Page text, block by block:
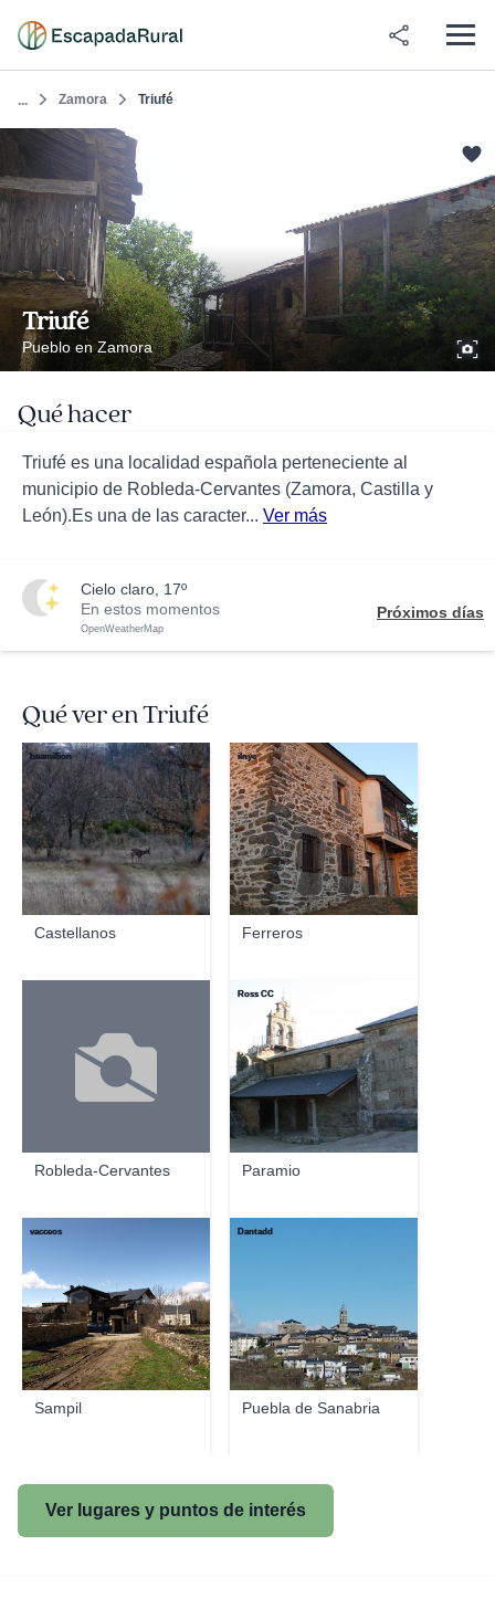
... Zamora Triufé
Triufé
Pueblo en Zamora
Qué hacer
Triufé es una localidad española perteneciente al
municipio de Robleda-Cervantes (Zamora, Castilla y
León).Es una de las caracter... Ver más
cielo claro, 17º
En estos momentos
OpenWeatherMap
Próximos días
Qué ver en Triufé
Castellanos
beamillion
Ferreros
ilnyc
Robleda-Cervantes Paramio
Ross CC
Sampil
vacceos
Puebla de Sanabria
Dantadd
Ver lugares y puntos de interés